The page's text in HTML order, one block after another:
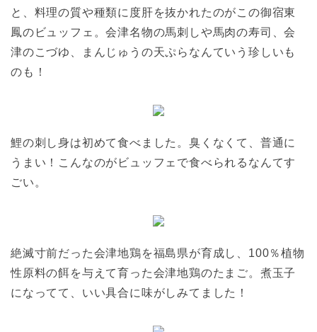
と、料理の質や種類に度肝を抜かれたのがこの御宿東
鳳のビュッフェ。会津名物の馬刺しや馬肉の寿司、会
津のこづゆ、まんじゅうの天ぷらなんていう珍しいも
のも！
鯉の刺し身は初めて食べました。臭くなくて、普通に
うまい！こんなのがビュッフェで食べられるなんてす
ごい。
絶滅寸前だった会津地鶏を福島県が育成し、100％植物
性原料の餌を与えて育った会津地鶏のたまご。煮玉子
になってて、いい具合に味がしみてました！